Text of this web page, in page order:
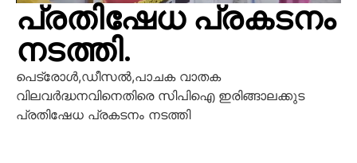
പ്രതിഷേധ പ്രകടനം
നടത്തി.
പെട്രോൾ,ഡീസൽ,പാചക വാതക
വിലവർദ്ധനവിനെതിരെ സിപിഐ ഇരിങ്ങാലക്കുട
പ്രതിഷേധ പ്രകടനം നടത്തി